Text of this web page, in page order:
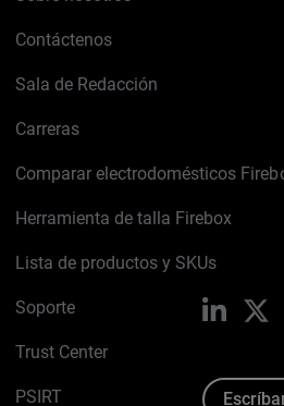
Contáctenos
Sala de Redacción
Carreras
Comparar electrodomésticos
Herramienta de talla Firebox
Lista de productos y SKUs
Soporte
Trust Center
PSIRT